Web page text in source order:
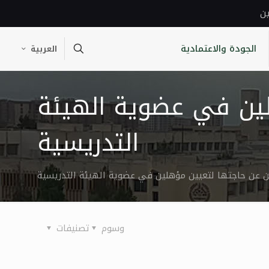
الجودة والاعتمادية العربية
في عضوية الهيئة
التدريسية
حاجتها لتعيين مؤهلين في عضوية الهيئة التدريسية
تصنيفات وسوم